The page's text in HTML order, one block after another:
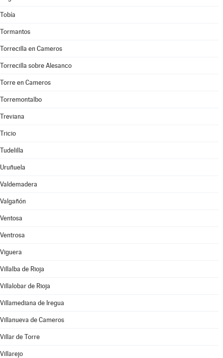
Tobía
Tormantos
Torrecilla en Cameros
Torrecilla sobre Alesanco
Torre en Cameros
Torremontalbo
Treviana
Tricio
Tudelilla
Uruñuela
Valdemadera
Valgañón
Ventosa
Ventrosa
Viguera
Villalba de Rioja
Villalobar de Rioja
Villamediana de Iregua
Villanueva de Cameros
Villar de Torre
Villarejo